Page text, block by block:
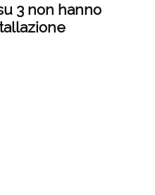
3 non hanno